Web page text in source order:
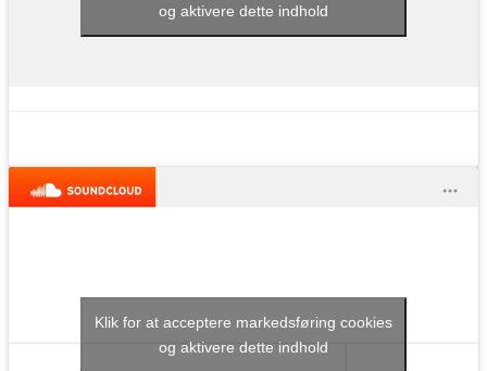
og aktivere dette indhold
Klik for at acceptere markedsføring cookies
og aktivere dette indhold